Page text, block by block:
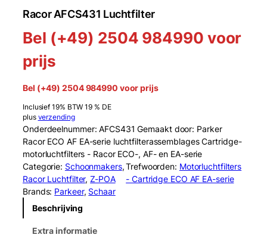
Racor AFCS431 Luchtfilter
Bel (+49) 2504 984990 voor
prijs
Bel (+49) 2504 984990 voor prijs
Inclusief 19% BTW 19 % DE
plus verzending
Onderdeelnummer: AFCS431 Gemaakt door: Parker
Racor ECO AF EA-serie luchtfilterassemblages Cartridge-
motorluchtfilters - Racor ECO-, AF- en EA-serie
Categorie: Schoonmakers ,
Racor Luchtfilter, Z-POA
Trefwoorden: Motorluchtfilters
- Cartridge ECO AF EA-serie
Brands: Parkeer, Schaar
Beschrijving
Extra informatie